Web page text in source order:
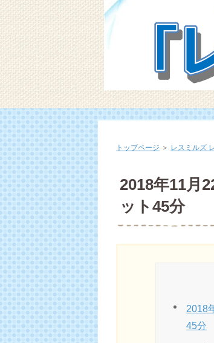
トップページ ＞ レスミルズ
2018年11月
ット45分
2018
45分